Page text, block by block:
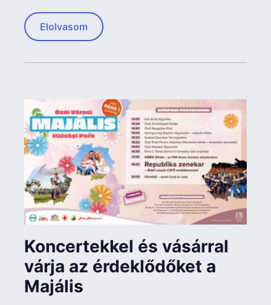
Elolvasom
Koncertekkel és vásárral
várja az érdeklődőket a
Majális